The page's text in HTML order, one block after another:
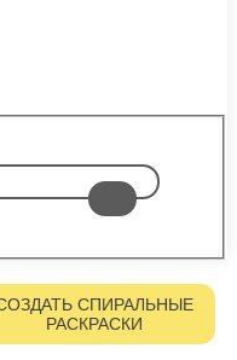
СПИРАЛЬНЫЕ
РАСКРАСКИ